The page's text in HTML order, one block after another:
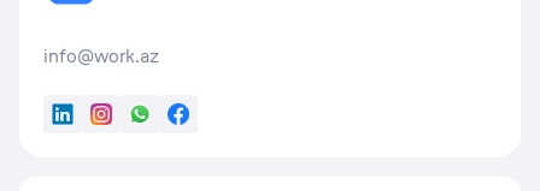
info@work.az
LinkedInInstagram
WhatsApp
Facebook